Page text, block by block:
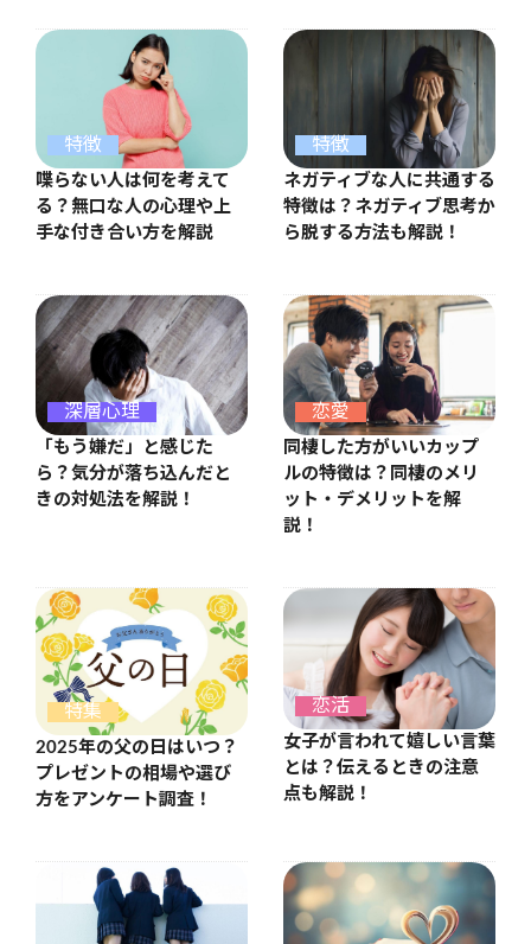
特徴
喋らない人は何を考えて
る？無口な人の心理や上
手な付き合い方を解説
特徴
ネガティブな人に共通する
特徴は？ネガティブ思考か
ら脱する方法も解説！
深層心理
「もう嫌だ」と感じた
ら？気分が落ち込んだと
きの対処法を解説！
恋愛
同棲した方がいいカップ
ルの特徴は？同棲のメリ
ット・デメリットを解
説！
特集
2025年の父の日はいつ？
プレゼントの相場や選び
方をアンケート調査！
恋活
女子が言われて嬉しい言葉
とは？伝えるときの注意
点も解説！